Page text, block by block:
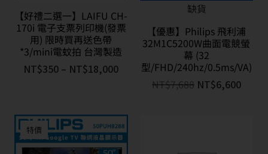
【好禮二選一】LAIFU CH-
170i 電子支票列印機(發票
用) 限時買再送色帶
*3/mini電蚊拍 台灣製造
NT$350 – NT$18,000
缺貨
【優惠】Philips 飛利浦
32M1C5200W曲面電競螢
幕 (32
型/FHD/240hz/0.5ms/VA)
NT$7,688 NT$6,600
特價